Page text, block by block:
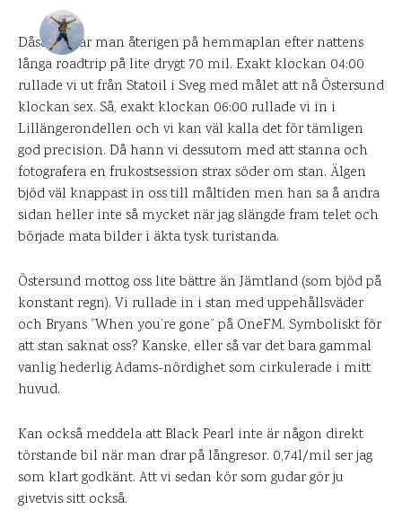
0 KOMMENTARER
Dåså, då var man återigen på hemmaplan efter nattens
långa roadtrip på lite drygt 70 mil. Exakt klockan 04:00
rullade vi ut från Statoil i Sveg med målet att nå Östersund
klockan sex. Så, exakt klockan 06:00 rullade vi in i
Lillängerondellen och vi kan väl kalla det för tämligen
god precision. Då hann vi dessutom med att stanna och
fotografera en frukostsession strax söder om stan. Älgen
bjöd väl knappast in oss till måltiden men han sa å andra
sidan heller inte så mycket när jag slängde fram telet och
började mata bilder i äkta tysk turistanda.
Östersund mottog oss lite bättre än Jämtland (som bjöd på
konstant regn). Vi rullade in i stan med uppehållsväder
och Bryans ”When you’re gone” på OneFM. Symboliskt för
att stan saknat oss? Kanske, eller så var det bara gammal
vanlig hederlig Adams-nördighet som cirkulerade i mitt
huvud.
Kan också meddela att Black Pearl inte är någon direkt
törstande bil när man drar på långresor. 0,74l/mil ser jag
som klart godkänt. Att vi sedan kör som gudar gör ju
givetvis sitt också.